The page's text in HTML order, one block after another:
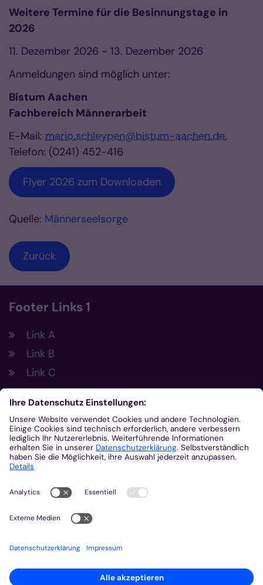
Weitere Termine für die Besinnungstage in
2026
11. Dezember 2026 - 13. Dezember 2026
Anmeldungen sind möglich unter:
Bistum Aachen
Fachbereich Männerarbeit
E-Mail: mario.schleypen@bistum-aachen.de,
Telefon: (0241) 452-416
Flyer 2026 zum Downloaden
Quelle: Männerseelsorge
Zurück
Footer Links 1
Link A
Link B
Link C
Footer Links 2
Link A
Link B
Link C
Kontakt
Gemeinsam.Vernetzt.Digital
Domplatz
55116 Mainz